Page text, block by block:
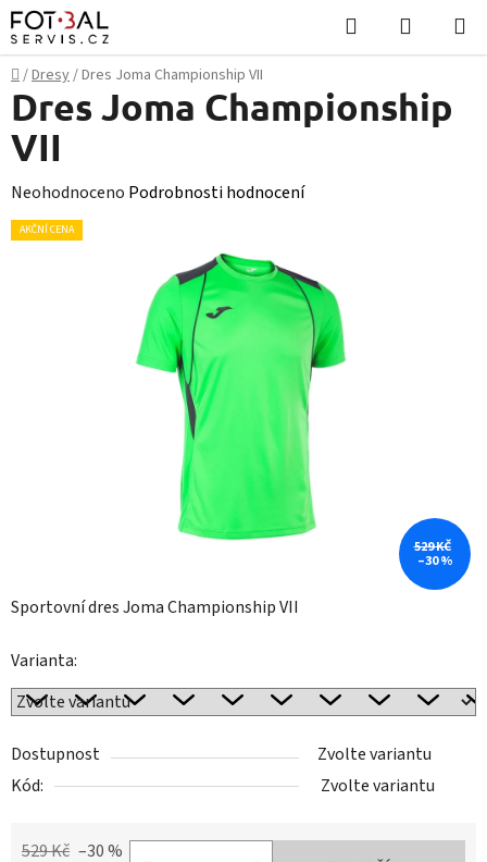
Přejít
na
obsah
Hledat
KOŠÍK
Domů
/Dresy/Dres Joma Championship VII
Sportovní dres Joma Championship VII
Varianta:
Dostupnost
Zvolte variantu
Kód:
Zvolte variantu
529 Kč –30 %
Dres Joma Championship
VII
Průměrné
hodnocení
Neohodnoceno Podrobnosti hodnocení
AKČNÍ CENA
529 KČ
–30 %